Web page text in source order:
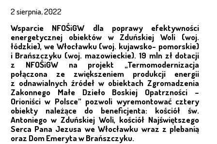
ŻYCIE KS. ORIONE – CHRONOLOGICZNIE
ŻYCIE I PISMA
CHARYZMAT – CZTERY MIŁOŚCI
FILMY O KSIĘDZU ORIONE
MODLITWY
PARAFIE I DZIEŁA
PARAFIE
2 sierpnia, 2022
Wsparcie NFOŚiGW dla poprawy efektywności
energetycznej obiektów w Zduńskiej Woli (woj.
łódzkie), we Włocławku (woj. kujawsko- pomorskie)
i Brańszczyku (woj. mazowieckie). 19 mln zł dotacji
z NFOŚiGW na projekt „Termomodernizacja
połączona ze zwiększeniem produkcji energii
z odnawialnych źródeł w obiektach Zgromadzenia
Zakonnego Małe Dzieło Boskiej Opatrzności –
Orioniści w Polsce” pozwoli wyremontować cztery
obiekty należące do beneficjenta: kościół św.
Antoniego w Zduńskiej Woli, kościół Najświętszego
Serca Pana Jezusa we Włocławku wraz z plebanią
oraz Dom Emeryta w Brańszczyku.